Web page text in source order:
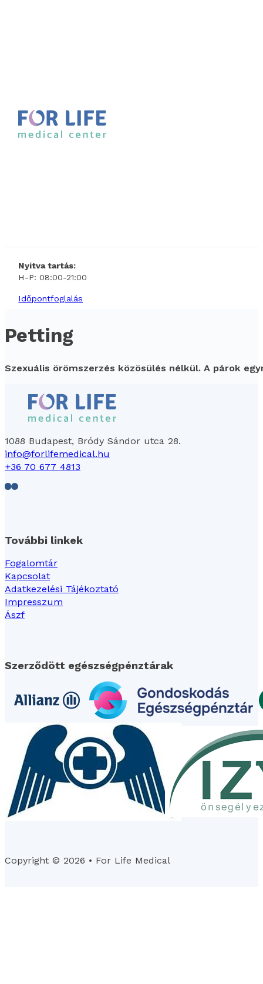
Nyitva tartás:
H-P: 08:00-21:00
Időpontfoglalás
Petting
Szexuális örömszerzés közösülés nélkül. A párok
1088 Budapest, Bródy Sándor utca 28.
info@forlifemedical.hu
+36 70 677 4813
Follow us on Facebook
Follow us on LinkedIn
További linkek
Fogalomtár
Kapcsolat
Adatkezelési Tájékoztató
Impresszum
Ászf
Szerződött egészségpénztárak
Copyright © 2026 • For Life Medical